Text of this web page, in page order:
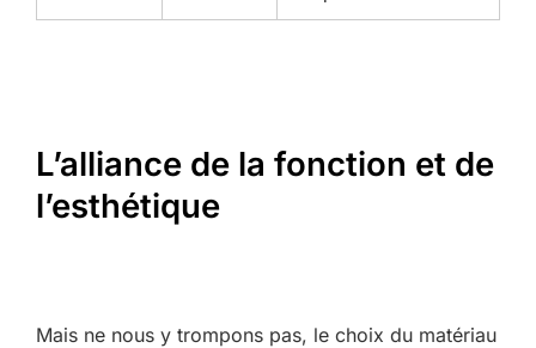
L’alliance de la fonction et de
l’esthétique
Mais ne nous y trompons pas, le choix du matériau